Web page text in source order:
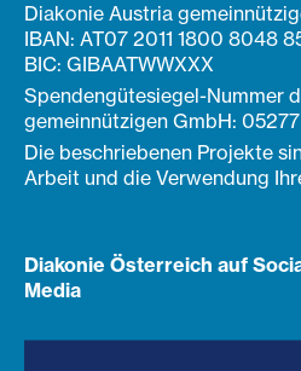
Diakonie Austria
IBAN: AT07 2011 1800 8048
BIC: GIBAATWWXXX
Spendengütesiegel-Nummer
gemeinnützigen GmbH: 05277
Die beschriebenen Projekte
Arbeit und die Verwendung
Diakonie Österreich auf
Media